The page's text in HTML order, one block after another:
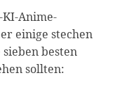
Anime-
einige stechen
besten
sollten: